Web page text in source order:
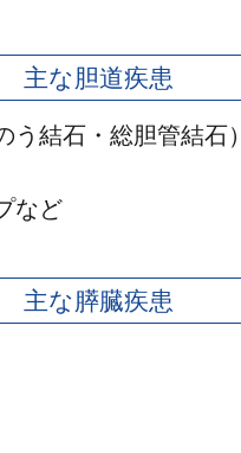
主な胆道疾患
う結石・総胆管結石）
など
主な膵臓疾患